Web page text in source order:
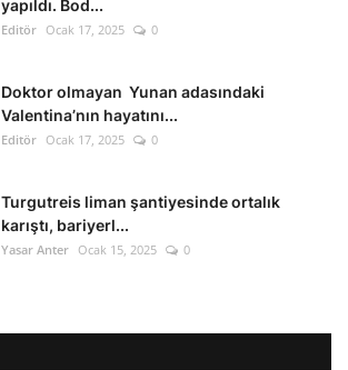
yapıldı. Bod...
Editör Ocak 17, 2025 0
Doktor olmayan Yunan adasındaki
Valentina’nın hayatını...
Editör Ocak 17, 2025 0
Turgutreis liman şantiyesinde ortalık
karıştı, bariyerl...
Yasar Anter Ocak 15, 2025 0